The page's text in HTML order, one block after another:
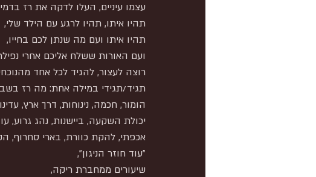
עצמו עיניים, העלו לדקה את רז
תהיו איתו, תהיו לרגע עם הילד שלי,
תהיו איתו ועם מה שנתן לכם בחייו,
ועם האורות ששלח אליכם אחרי
רוצה לעצור, להגיד לכל אחד
תגיד/תגידי במילה אחת: מה רז
הומור, חכמה, נינוחות, דרך ארץ,
יכולת השקעה, ביישנות, נהג גרוע,
אכפתי, להקת כוורת, בארי
"עוד חוזר הניגון",
שיעורים ממחברת ריקה,